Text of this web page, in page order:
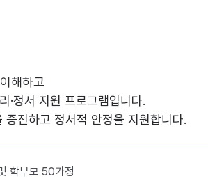
해하고
·정서 지원 프로그램입니다.
증진하고 정서적 안정을 지원합니다.
학부모 50가정